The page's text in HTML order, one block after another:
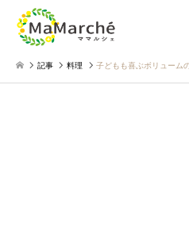
記事 料理 子どもも喜ぶボリューム